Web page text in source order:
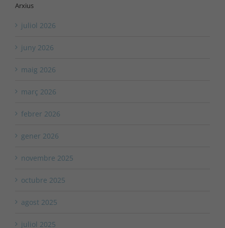
Arxius
juliol 2026
juny 2026
maig 2026
març 2026
febrer 2026
gener 2026
novembre 2025
octubre 2025
agost 2025
juliol 2025